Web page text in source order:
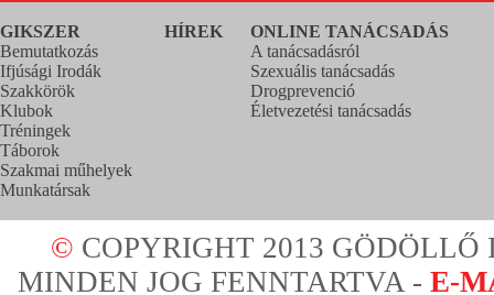
GIKSZER
Bemutatkozás
Ifjúsági Irodák
Szakkörök
Klubok
Tréningek
Táborok
Szakmai műhelyek
Munkatársak
HÍREK
ONLINE TANÁCSADÁS
A tanácsadásról
Szexuális tanácsadás
Drogprevenció
Életvezetési tanácsadás
© COPYRIGHT 2013 GÖDÖLLŐ
MINDEN JOG FENNTARTVA - E-